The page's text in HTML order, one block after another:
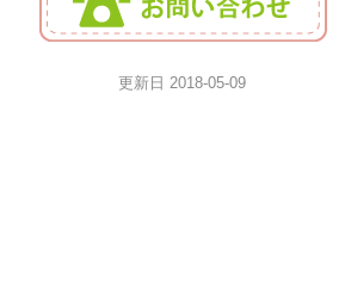
更新日2018-05-09